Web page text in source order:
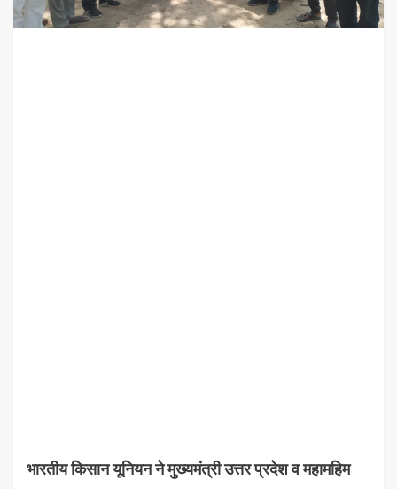
भारतीय किसान यूनियन ने मुख्यमंत्री उत्तर प्रदेश व महामहिम